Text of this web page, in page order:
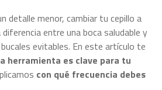
detalle menor, cambiar tu cepillo a
entre una boca saludable y
evitables. En este artículo te
herramienta es clave para tu
con qué frecuencia debes